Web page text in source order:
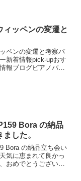
ィッペンの変遷と
ペンの変遷と考察パ
新着情報pick-upおす
報ブログピアノパッ
Bora の納品
した。
Bora の納品立ち会い
気に恵まれて良かっ
おめでとうございま